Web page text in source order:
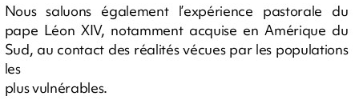
Nous saluons également l’expérience pastorale du
pape Léon XIV, notamment acquise en Amérique du
Sud, au contact des réalités vécues par les populations
les
plus vulnérables.